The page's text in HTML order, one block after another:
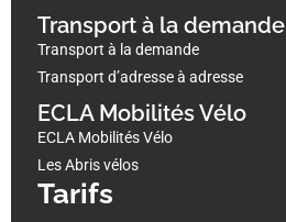
Transport à la demande
Transport à la demande
Transport d’adresse à adresse
ECLA Mobilités Vélo
ECLA Mobilités Vélo
Les Abris vélos
Tarifs